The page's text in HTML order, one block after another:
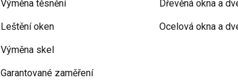
Výměna těsnění
Leštění oken
Výměna skel
Garantované zaměření
Dřevěná okna a
Ocelová okna a